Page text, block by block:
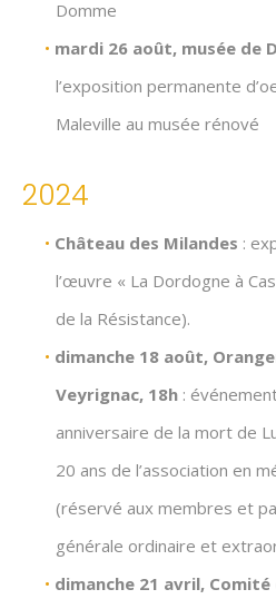
Domme
mardi 26 août, musée de
l’exposition permanente
Maleville au musée rénové
2024
Château des Milandes :
l’œuvre « La Dordogne à
de la Résistance).
dimanche 18 août,
Veyrignac, 18h :
anniversaire de la mort de
20 ans de l’association en
(réservé aux membres et
générale ordinaire et
dimanche 21 avril,